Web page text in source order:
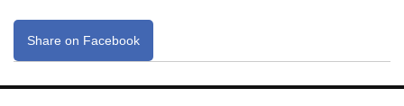
Share on Facebook